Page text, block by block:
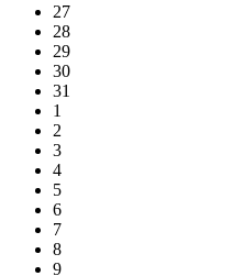
27
28
29
30
31
1
2
3
4
5
6
7
8
9